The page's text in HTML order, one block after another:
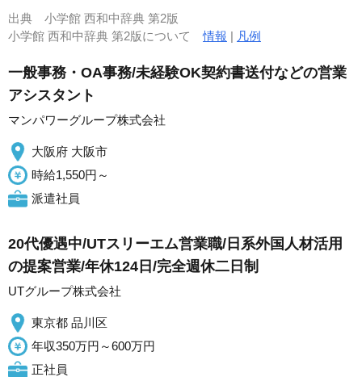
出典 小学館 西和中辞典 第2版
小学館 西和中辞典 第2版について情報 | 凡例
一般事務・OA事務/未経験OK契約書送付などの営業
アシスタント
マンパワーグループ株式会社
大阪府 大阪市
時給1,550円～
派遣社員
20代優遇中/UTスリーエム営業職/日系外国人材活用
の提案営業/年休124日/完全週休二日制
UTグループ株式会社
東京都 品川区
年収350万円～600万円
正社員